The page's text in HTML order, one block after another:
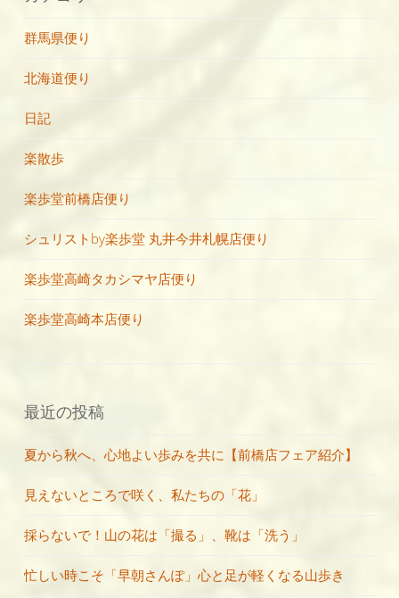
群馬県便り
北海道便り
日記
楽散歩
楽歩堂前橋店便り
シュリストby楽歩堂 丸井今井札幌店便り
楽歩堂高崎タカシマヤ店便り
楽歩堂高崎本店便り
最近の投稿
夏から秋へ、心地よい歩みを共に【前橋店フェア紹介】
見えないところで咲く、私たちの「花」
採らないで！山の花は「撮る」、靴は「洗う」
忙しい時こそ「早朝さんぽ」心と足が軽くなる山歩き